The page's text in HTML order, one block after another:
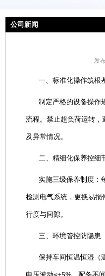
公司新闻
发
一、标准化操作筑根
制定严格的设备操作
流程。禁止超负荷运转
及异常情况。
二、精细化保养控细
实施三级保养制度：
检测电气系统，更换易损
行度与间隙。
三、环境管控防隐患
保持车间恒温恒湿（